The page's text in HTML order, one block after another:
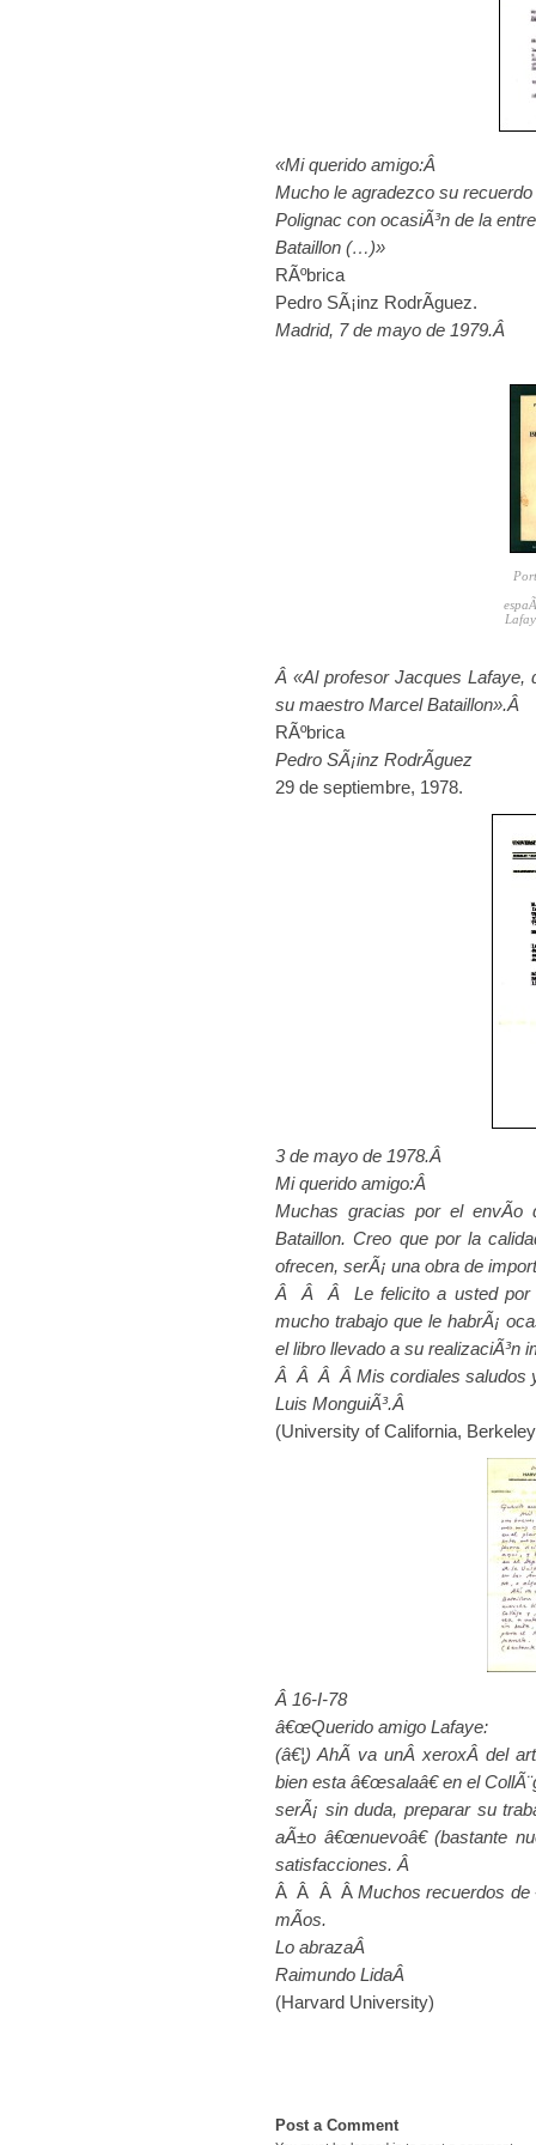
«Mi querido amigo:Â
Mucho le agradezco su
Polignac con ocasiÃ³n de la
Bataillon (…)»
RÃºbrica
Pedro SÃ¡inz RodrÃ­guez.
Madrid, 7 de mayo de 1979.Â
Â «Al profesor Jacques Lafaye,
su maestro Marcel Bataillon».Â
RÃºbrica
Pedro SÃ¡inz RodrÃ­guez
29 de septiembre, 1978.
3 de mayo de 1978.Â
Mi querido amigo:Â
Muchas gracias por el envÃ­o
Bataillon. Creo que por la
ofrecen, serÃ¡ una obra de
Â Â Â Le felicito a usted por
mucho trabajo que le habrÃ¡
el libro llevado a su realizaciÃ³n
Â Â Â Â Mis cordiales saludos
Luis MonguiÃ³.Â
(University of California,
Â 16-I-78
â€œQuerido amigo Lafaye:
(â€¦) AhÃ­ va unÂ xeroxÂ del
bien esta â€œsalaâ€ en el
serÃ¡ sin duda, preparar su
aÃ±o â€œnuevoâ€ (bastante
satisfacciones. Â
Â Â Â ÂMuchos recuerdos de
mÃ­os.
Lo abrazaÂ
Raimundo LidaÂ
(Harvard University)
Post a Comment